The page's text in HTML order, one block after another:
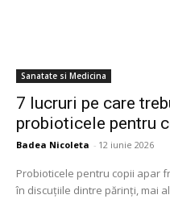
Sanatate si Medicina
7 lucruri pe care
probioticele pentru
Badea Nicoleta - 12 iunie 2026
Probioticele pentru copii apar
în discuțiile dintre părinți, mai